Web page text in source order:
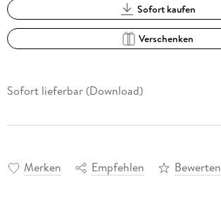
Sofort kaufen
Verschenken
Sofort lieferbar (Download)
Merken Empfehlen Bewerten